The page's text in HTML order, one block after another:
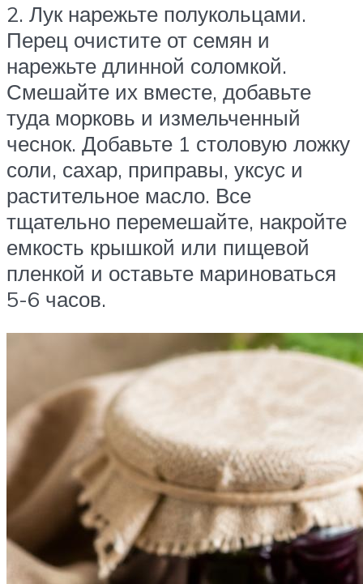
2. Лук нарежьте полукольцами.
Перец очистите от семян и
нарежьте длинной соломкой.
Смешайте их вместе, добавьте
туда морковь и измельченный
чеснок. Добавьте 1 столовую ложку
соли, сахар, приправы, уксус и
растительное масло. Все
тщательно перемешайте, накройте
емкость крышкой или пищевой
пленкой и оставьте мариноваться
5-6 часов.